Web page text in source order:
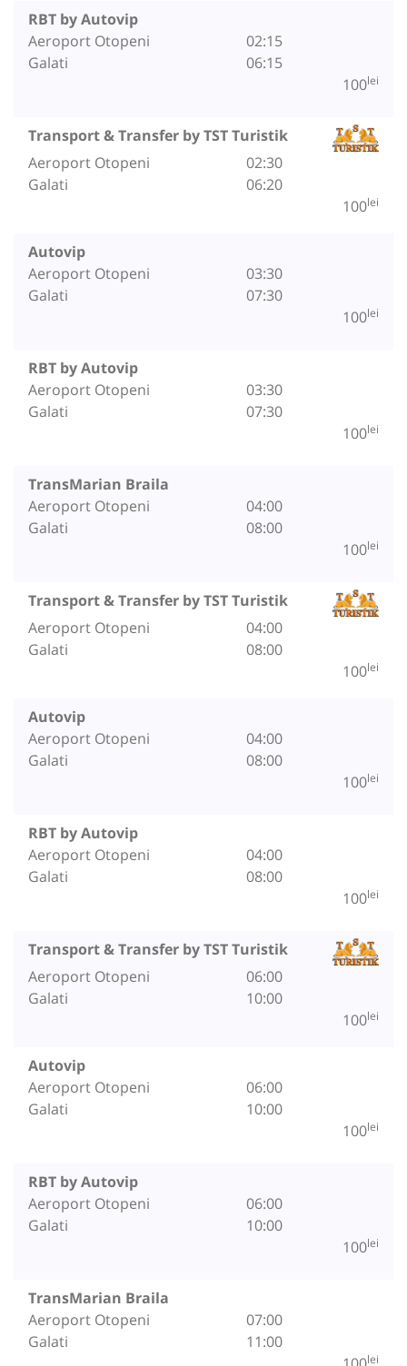
RBT by Autovip
Aeroport Otopeni
Galati
02:15
06:15
100lei
Transport & Transfer by TST Turistik
Aeroport Otopeni
Galati
02:30
06:20
100lei
Autovip
Aeroport Otopeni
Galati
03:30
07:30
100lei
RBT by Autovip
Aeroport Otopeni
Galati
03:30
07:30
100lei
TransMarian Braila
Aeroport Otopeni
Galati
04:00
08:00
100lei
Transport & Transfer by TST Turistik
Aeroport Otopeni
Galati
04:00
08:00
100lei
Autovip
Aeroport Otopeni
Galati
04:00
08:00
100lei
RBT by Autovip
Aeroport Otopeni
Galati
04:00
08:00
100lei
Transport & Transfer by TST Turistik
Aeroport Otopeni
Galati
06:00
10:00
100lei
Autovip
Aeroport Otopeni
Galati
06:00
10:00
100lei
RBT by Autovip
Aeroport Otopeni
Galati
06:00
10:00
100lei
TransMarian Braila
Aeroport Otopeni
Galati
07:00
11:00
lei